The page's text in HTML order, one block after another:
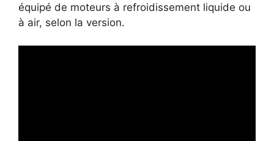
équipé de moteurs à refroidissement liquide ou
à air, selon la version.